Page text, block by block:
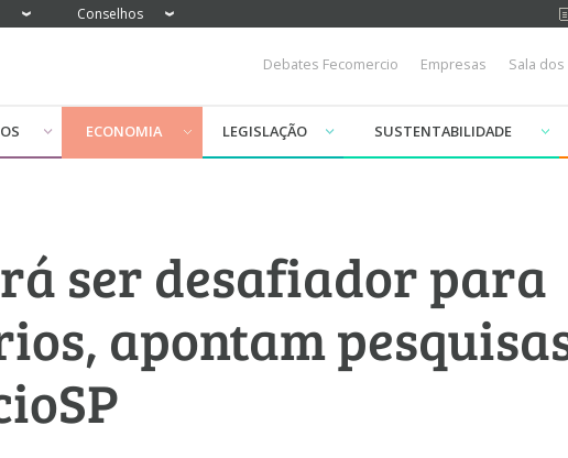
Conselhos
Debates Fecomercio Empresas Sala
ECONOMIA LEGISLAÇÃO SUSTENTABILIDADE
ser desafiador para
apontam